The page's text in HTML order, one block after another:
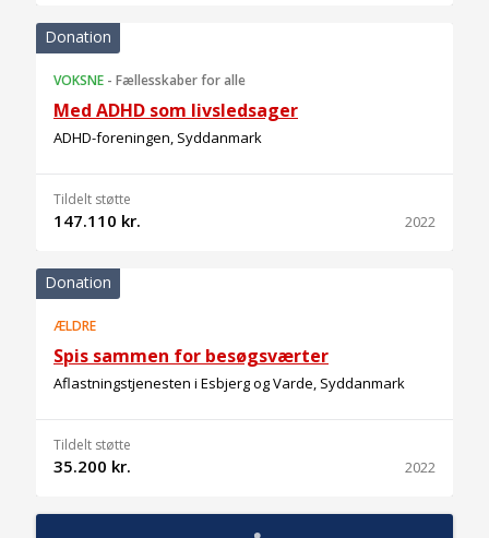
Donation
VOKSNE - Fællesskaber for alle
Med ADHD som livsledsager
ADHD-foreningen, Syddanmark
Tildelt støtte
147.110 kr. 2022
Donation
ÆLDRE
Spis sammen for besøgsværter
Aflastningstjenesten i Esbjerg og Varde, Syddanmark
Tildelt støtte
35.200 kr. 2022